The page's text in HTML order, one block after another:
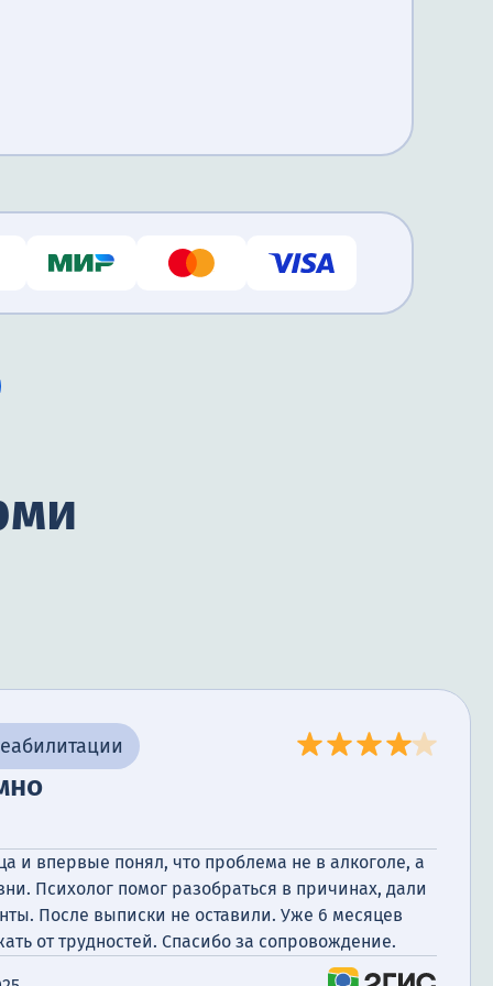
и впервые понял, что проблема не в алкоголе, а
Психолог помог разобраться в причинах, дали
После выписки не оставили. Уже 6 месяцев
от трудностей. Спасибо за сопровождение.